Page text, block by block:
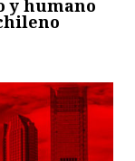
y humano